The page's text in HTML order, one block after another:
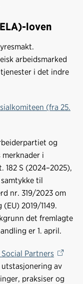
loven
arbeidsmarked
i det indre
(fra 25.
og
i
182 S (2024–2025),
til
nr. 319/2023 om
2019/1149.
det fremlagte
er 1. april.
Partners
av
praksiser og